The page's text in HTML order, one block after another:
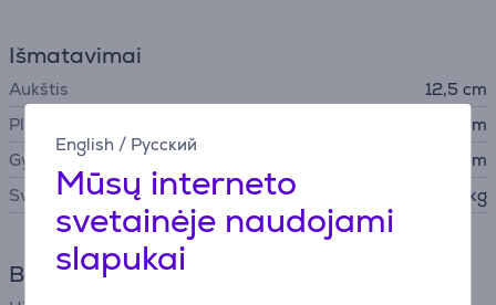
English / Русский
Mūsų interneto
svetainėje naudojami
slapukai
Išmatavimai
Aukštis
12,5 cm
Plotis
42 cm
Gylis
35,9 cm
Svoris
9,3 kg
Bendri parametrai